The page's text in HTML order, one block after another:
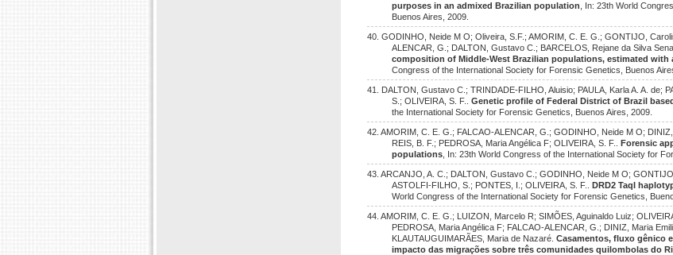
purposes in an admixed Brazilian population
, In: 23th World
Buenos Aires, 2009.
40. GODINHO, Neide M O; Oliveira, S.F.; AMORIM, C. E. G.; GONTIJO,
ALENCAR, G.; DALTON, Gustavo C.; BARCELOS, Rejane da Silva
composition of Middle-West Brazilian populations, estimated with
Congress of the International Society for Forensic Genetics, Buenos
41. DALTON, Gustavo C.; TRINDADE-FILHO, Aluisio; PAULA, Karla A. A. de;
S.; OLIVEIRA, S. F..Genetic profile of Federal District of Brazil
the International Society for Forensic Genetics, Buenos Aires, 2009.
42. AMORIM, C. E. G.; FALCAO-ALENCAR, G.; GODINHO, Neide M O;
REIS, B. F.; PEDROSA, Maria Angélica F; OLIVEIRA, S. F..Forensic
populations , In: 23th World Congress of the International Society for
43. ARCANJO, A. C.; DALTON, Gustavo C.; GODINHO, Neide M O;
ASTOLFI-FILHO, S.; PONTES, I.; OLIVEIRA, S. F..DRD2 TaqI
World Congress of the International Society for Forensic Genetics,
44. AMORIM, C. E. G.; LUIZON, Marcelo R; SIMÕES, Aguinaldo Luiz;
PEDROSA, Maria Angélica F; FALCAO-ALENCAR, G.; DINIZ, Maria
KLAUTAUGUIMARÃES, Maria de Nazaré.Casamentos, fluxo gênico
impacto das migrações sobre três comunidades quilombolas do